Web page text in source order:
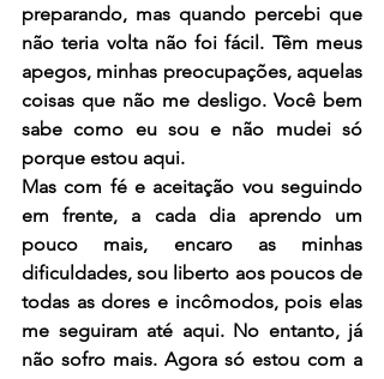
preparando, mas quando percebi que
não teria volta não foi fácil. Têm meus
apegos, minhas preocupações, aquelas
coisas que não me desligo. Você bem
sabe como eu sou e não mudei só
porque estou aqui.
Mas com fé e aceitação vou seguindo
em frente, a cada dia aprendo um
pouco mais, encaro as minhas
dificuldades, sou liberto aos poucos de
todas as dores e incômodos, pois elas
me seguiram até aqui. No entanto, já
não sofro mais. Agora só estou com a